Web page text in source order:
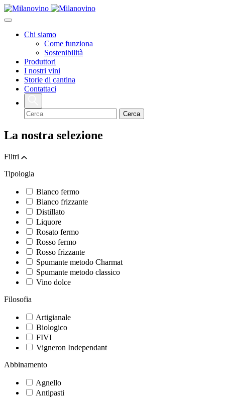
Chi siamo
Come funziona
Sostenibilità
Produttori
I nostri vini
Storie di cantina
Contattaci
La nostra selezione
Filtri
Tipologia
Bianco fermo
Bianco frizzante
Distillato
Liquore
Rosato fermo
Rosso fermo
Rosso frizzante
Spumante metodo Charmat
Spumante metodo classico
Vino dolce
Filosofia
Artigianale
Biologico
FIVI
Vigneron Independant
Abbinamento
Agnello
Antipasti